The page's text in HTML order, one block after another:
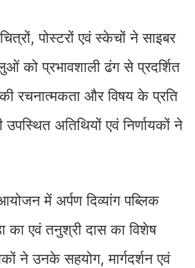
पोस्टरों एवं स्केचों ने साइबर
को प्रभावशाली ढंग से प्रदर्शित
की रचनात्मकता और विषय के प्रति
अतिथियों एवं निर्णायकों ने
में अर्पण दिव्यांग पब्लिक
का एवं तनुश्री दास का विशेष
ने उनके सहयोग, मार्गदर्शन एवं